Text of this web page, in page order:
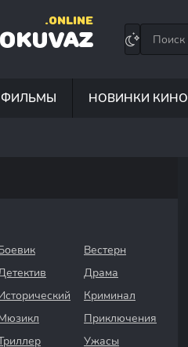
.ONLINE
ФИЛЬМЫ НОВИНКИ КИНО
Вестерн
Драма
Криминал
Приключения
Ужасы